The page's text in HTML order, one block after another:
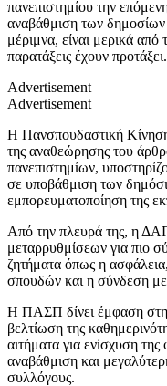
πανεπιστημίου την
αναβάθμιση των δημοσίων
μέριμνα, είναι μερικά από
παρατάξεις έχουν προτάξει.
Advertisement
Advertisement
Η Πανσπουδαστική
της αναθεώρησης του
πανεπιστημίων,
σε υποβάθμιση των
εμπορευματοποίηση της
Από την πλευρά της, η
μεταρρυθμίσεων για πιο
ζητήματα όπως η
σπουδών και η σύνδεση με
Η ΠΑΣΠ δίνει έμφαση στη
βελτίωση της
αιτήματα για ενίσχυση
αναβάθμιση και
συλλόγους.